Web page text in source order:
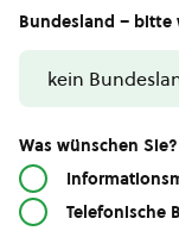
Bundesland – bitte
Was wünschen Sie?
Telefonische